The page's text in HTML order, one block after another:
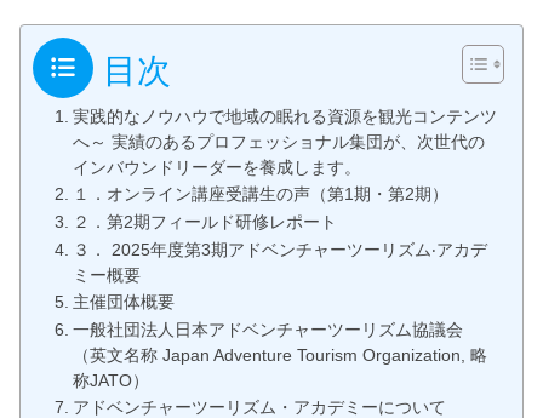
目次
実践的なノウハウで地域の眠れる資源を観光コンテンツ
へ～ 実績のあるプロフェッショナル集団が、次世代の
インバウンドリーダーを養成します。
１．オンライン講座受講生の声（第1期・第2期）
２．第2期フィールド研修レポート
３． 2025年度第3期アドベンチャーツーリズム‧アカデ
ミー概要
主催団体概要
一般社団法人日本アドベンチャーツーリズム協議会
（英文名称 Japan Adventure Tourism Organization, 略
称JATO）
アドベンチャーツーリズム・アカデミーについて